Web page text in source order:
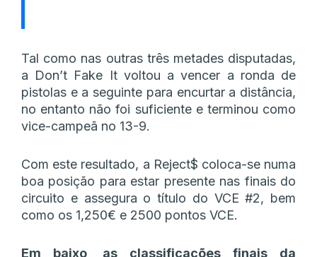
Tal como nas outras três metades disputadas,
a Don’t Fake It voltou a vencer a ronda de
pistolas e a seguinte para encurtar a distância,
no entanto não foi suficiente e terminou como
vice-campeã no 13-9.
Com este resultado, a Reject$ coloca-se numa
boa posição para estar presente nas finais do
circuito e assegura o título do VCE #2, bem
como os 1,250€ e 2500 pontos VCE.
Em baixo, as classificações finais da